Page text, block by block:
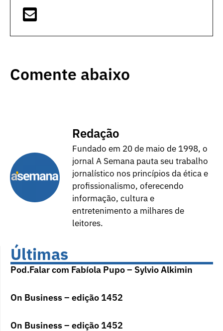
Comente abaixo
Redação
Fundado em 20 de maio de 1998, o
jornal A Semana pauta seu trabalho
jornalístico nos princípios da ética e
profissionalismo, oferecendo
informação, cultura e
entretenimento a milhares de
leitores.
Últimas
Pod.Falar com Fabíola Pupo – Sylvio Alkimin
On Business – edição 1452
On Business – edição 1452